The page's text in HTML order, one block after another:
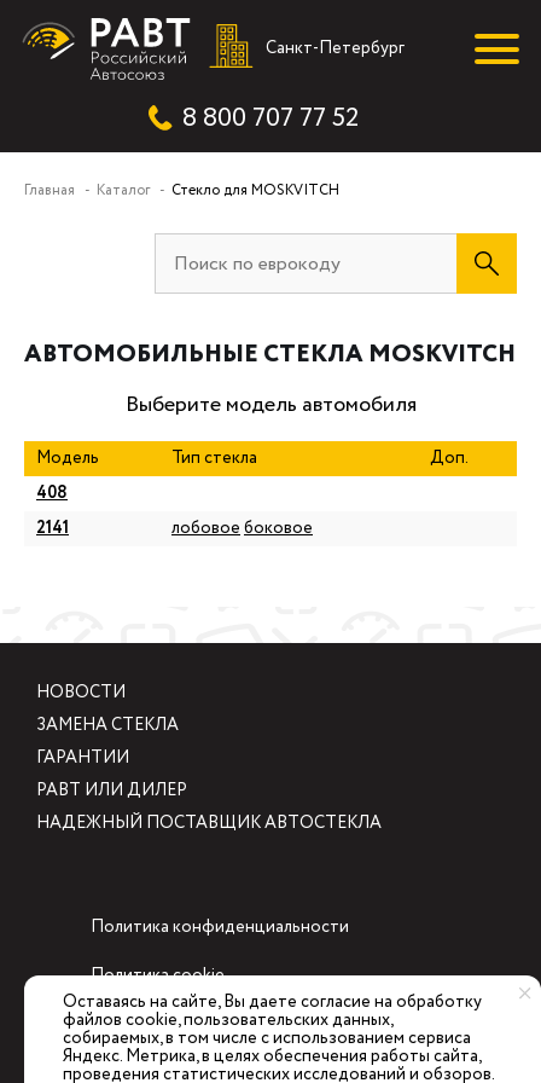
Санкт-Петербург
8 800 707 77 52
Главная Каталог Стекло для MOSKVITCH
АВТОМОБИЛЬНЫЕ СТЕКЛА MOSKVITCH
Выберите модель автомобиля
Модель Тип стекла
Доп.
408
2141
лобовоебоковое
НОВОСТИ
ЗАМЕНА СТЕКЛА
ГАРАНТИИ
РАВТ ИЛИ ДИЛЕР
НАДЕЖНЫЙ ПОСТАВЩИК АВТОСТЕКЛА
Политика конфиденциальности
Политика cookie
Согласие на обработку персональных данных
8 800 707 77 52
Оставаясь на сайте, Вы даете согласие на обработку
файлов cookie, пользовательских данных,
собираемых, в том числе с использованием сервиса
Яндекс. Метрика, в целях обеспечения работы сайта,
проведения статистических исследований и обзоров.